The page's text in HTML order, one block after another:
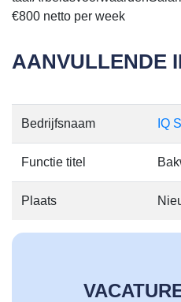
€800 netto per week
AANVULLENDE
Bedrijfsnaam IQ
Functie titel
Plaats